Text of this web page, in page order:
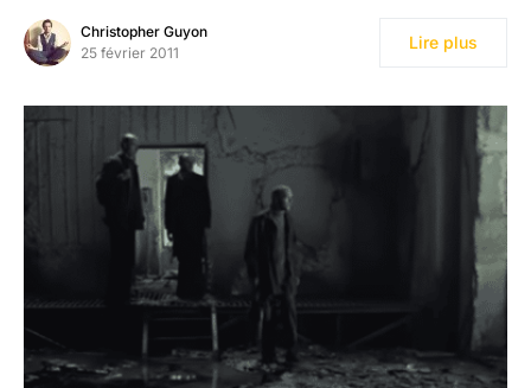
Christopher Guyon
25 février 2011
Lire plus